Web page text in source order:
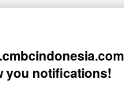
you notifications!